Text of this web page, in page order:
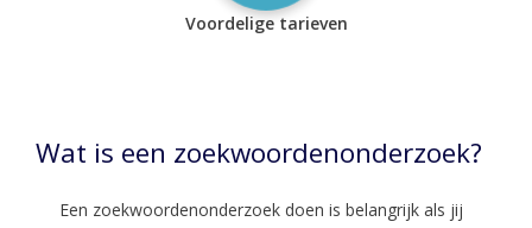
Voordelige tarieven
Wat is een zoekwoordenonderzoek?
Een zoekwoordenonderzoek doen is belangrijk als jij